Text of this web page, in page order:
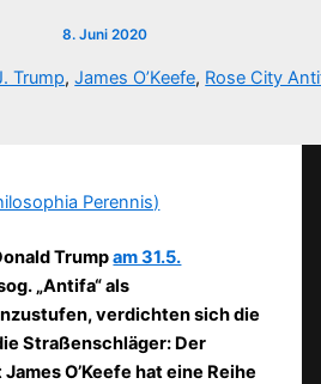
8. Juni 2020
Trump,James O’Keefe, Rose City
Perennis)
Trumpam 31.5.
„Antifa“ als
verdichten sich die
Straßenschläger: Der
O’Keefe hat eine Reihe